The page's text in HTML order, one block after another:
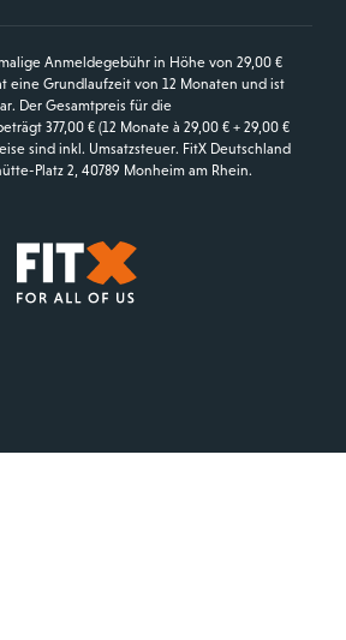
Anmeldegebühr in Höhe von 29,00 €
eine Grundlaufzeit von 12 Monaten und ist
Der Gesamtpreis für die
377,00 € (12 Monate à 29,00 € + 29,00 €
sind inkl. Umsatzsteuer. FitX Deutschland
Platz 2, 40789 Monheim am Rhein.
Startseite